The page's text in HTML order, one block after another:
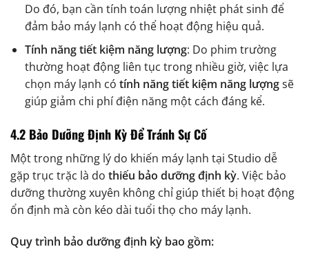
Do đó, bạn cần tính toán lượng nhiệt phát sinh để
đảm bảo máy lạnh có thể hoạt động hiệu quả.
Tính năng tiết kiệm năng lượng: Do phim trường
thường hoạt động liên tục trong nhiều giờ, việc lựa
chọn máy lạnh có tính năng tiết kiệm năng lượngsẽ
giúp giảm chi phí điện năng một cách đáng kể.
4.2 Bảo Dưỡng Định Kỳ Để Tránh Sự Cố
Một trong những lý do khiến máy lạnh tại Studio dễ
gặp trục trặc là do thiếu bảo dưỡng định kỳ. Việc bảo
dưỡng thường xuyên không chỉ giúp thiết bị hoạt động
ổn định mà còn kéo dài tuổi thọ cho máy lạnh.
Quy trình bảo dưỡng định kỳ bao gồm: